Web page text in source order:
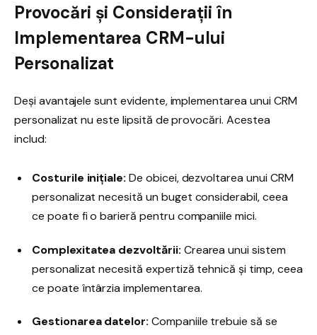
Provocări și Considerații în
Implementarea CRM-ului
Personalizat
Deși avantajele sunt evidente, implementarea unui CRM
personalizat nu este lipsită de provocări. Acestea
includ:
Costurile inițiale: De obicei, dezvoltarea unui CRM
personalizat necesită un buget considerabil, ceea
ce poate fi o barieră pentru companiile mici.
Complexitatea dezvoltării: Crearea unui sistem
personalizat necesită expertiză tehnică și timp, ceea
ce poate întârzia implementarea.
Gestionarea datelor: Companiile trebuie să se